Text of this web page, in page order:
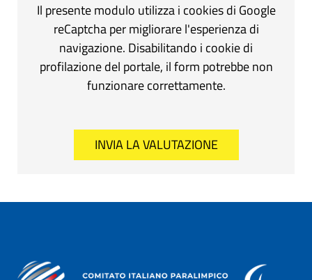
Il presente modulo utilizza i cookies di Google
reCaptcha per migliorare l'esperienza di
navigazione. Disabilitando i cookie di
profilazione del portale, il form potrebbe non
funzionare correttamente.